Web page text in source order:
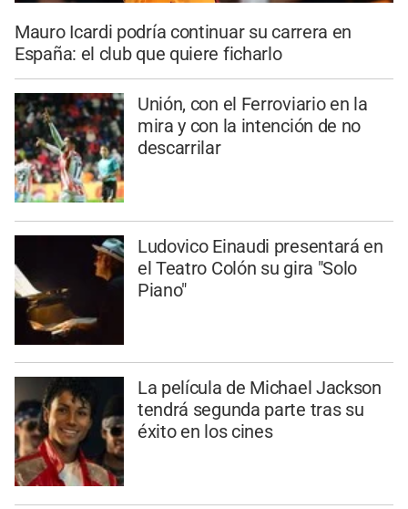
Mauro Icardi podría continuar su carrera en
España: el club que quiere ficharlo
Unión, con el Ferroviario en la
mira y con la intención de no
descarrilar
Ludovico Einaudi presentará en
el Teatro Colón su gira "Solo
Piano"
La película de Michael Jackson
tendrá segunda parte tras su
éxito en los cines